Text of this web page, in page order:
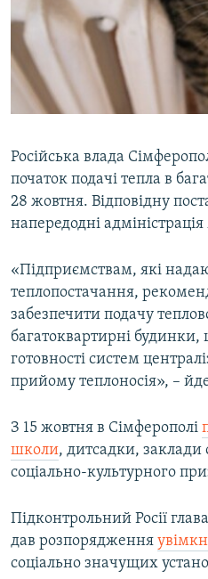
ДЕПОРТАЦІЯ
ВІДЕОУРОКИ «ELIFBE»
СВІДЧЕННЯ ОКУПАЦІЇ
УКРАЇНСЬКА ПРОБЛЕМА КРИМУ
ЯК ОБІЙТИ БЛОКУВАННЯ
Русский
Qırımtatar
Усі сайти RFE/RL
Російська влада
початок подачі тепла в
28 жовтня. Відповідну
напередодні адміністрація
«Підприємствам, які
теплопостачання,
забезпечити подачу
багатоквартирні
готовності систем
прийому теплоносія», –
З 15 жовтня в Сімферополі
школи, дитсадки, заклади
соціально-культурного
Підконтрольний Росії
дав розпорядження
соціально значущих